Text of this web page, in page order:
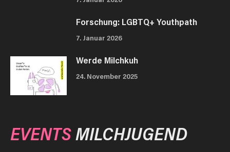
Forschung: LGBTQ+ Youthpath
7. Januar 2026
Werde Milchkuh
24. November 2025
EVENTSMILCHJUGEND